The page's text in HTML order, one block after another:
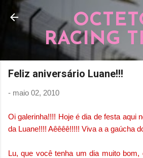
Pular para o conteúdo
RACING
Feliz aniversário Luane!!!
- maio 02, 2010
Oi galerinha!!!! Hoje é dia de festa aqui
da Luane!!!! Aêêêê!!!!! Viva a a gaúcha
Lu, que você tenha um dia muito bom,